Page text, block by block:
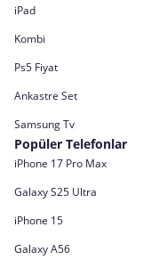
iPad
Kombi
Ps5 Fiyat
Ankastre Set
Samsung Tv
Popüler Telefonlar
iPhone 17 Pro Max
Galaxy S25 Ultra
iPhone 15
Galaxy A56